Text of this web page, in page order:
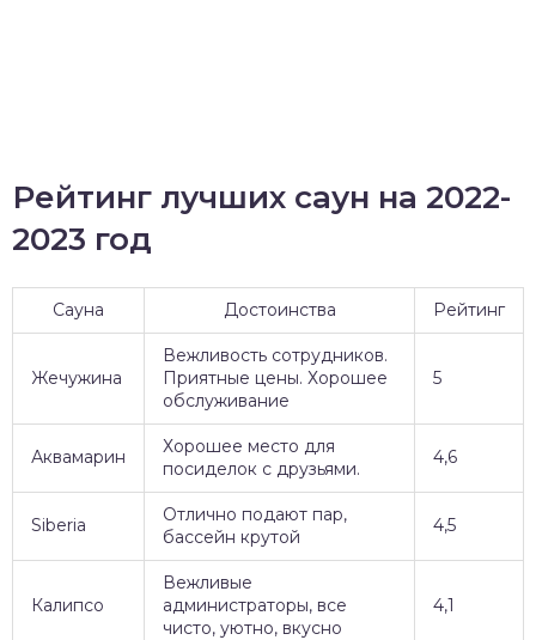
Рейтинг лучших саун на 2022-
2023 год
Сауна Достоинства Рейтинг
Жечужина
Вежливость сотрудников.
Приятные цены. Хорошее
обслуживание
5
Аквамарин
Хорошее место для
посиделок с друзьями.
4,6
Siberia
Отлично подают пар,
бассейн крутой
4,5
Калипсо
Вежливые
администраторы, все
чисто, уютно, вкусно
4,1